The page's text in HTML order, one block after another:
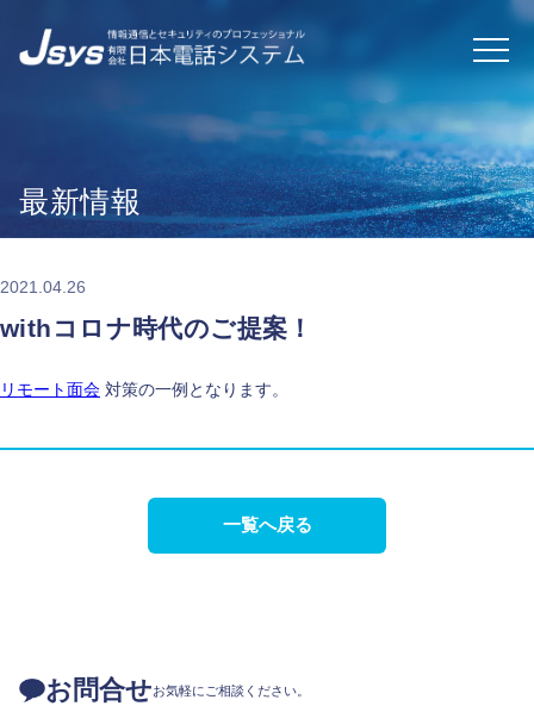
最新情報
2021.04.26
withコロナ時代のご提案！
リモート面会 対策の一例となります。
一覧へ戻る
お問合せお気軽にご相談ください。